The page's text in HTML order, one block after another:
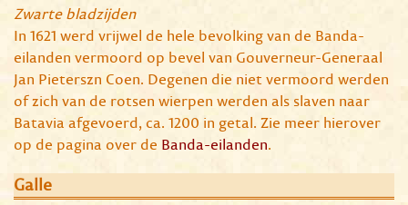
Zwarte bladzijden
In 1621 werd vrijwel de hele bevolking van de Banda-
eilanden vermoord op bevel van Gouverneur-Generaal
Jan Pieterszn Coen. Degenen die niet vermoord werden
of zich van de rotsen wierpen werden als slaven naar
Batavia afgevoerd, ca. 1200 in getal. Zie meer hierover
op de pagina over de Banda-eilanden.
Galle